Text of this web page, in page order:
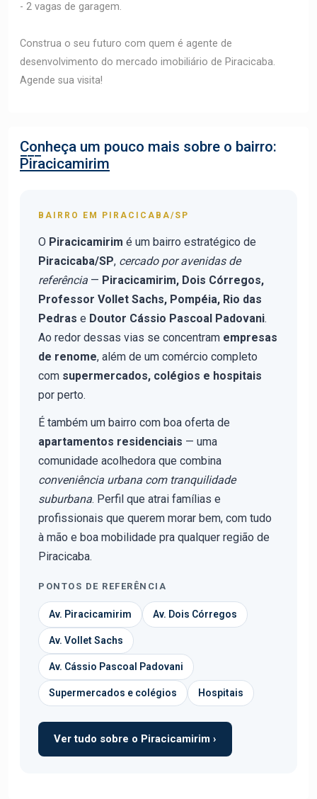
- 2 vagas de garagem.
Construa o seu futuro com quem é agente de
desenvolvimento do mercado imobiliário de Piracicaba.
Agende sua visita!
Conheça um pouco mais sobre o bairro:
Piracicamirim
BAIRRO EM PIRACICABA/SP
O Piracicamirim é um bairro estratégico de
Piracicaba/SP, cercado por avenidas de
referência — Piracicamirim, Dois Córregos,
Professor Vollet Sachs, Pompéia, Rio das
Pedras e Doutor Cássio Pascoal Padovani.
Ao redor dessas vias se concentram empresas
de renome, além de um comércio completo
com supermercados, colégios e hospitais
por perto.
É também um bairro com boa oferta de
apartamentos residenciais — uma
comunidade acolhedora que combina
conveniência urbana com tranquilidade
suburbana. Perfil que atrai famílias e
profissionais que querem morar bem, com tudo
à mão e boa mobilidade pra qualquer região de
Piracicaba.
PONTOS DE REFERÊNCIA
Av. Piracicamirim Av. Dois Córregos
Av. Vollet Sachs
Av. Cássio Pascoal Padovani
Supermercados e colégios Hospitais
Ver tudo sobre o Piracicamirim ›